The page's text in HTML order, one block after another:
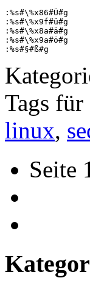
:%s#\%x86#Ü#g
:%s#\%x9f#ü#g
:%s#\%x8a#ä#g
:%s#\%x9a#ö#g
:%s#§#ß#g
Tags
linux,
Seite